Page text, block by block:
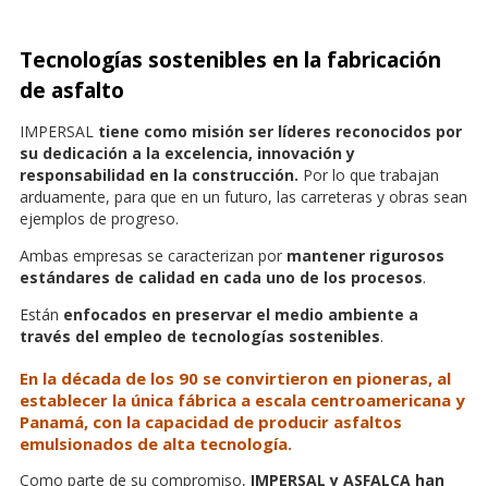
Tecnologías sostenibles en la fabricación
de asfalto
IMPERSAL tiene como misión ser líderes reconocidos por
su dedicación a la excelencia, innovación y
responsabilidad en la construcción. Por lo que trabajan
arduamente, para que en un futuro, las carreteras y obras sean
ejemplos de progreso.
Ambas empresas se caracterizan por mantener rigurosos
estándares de calidad en cada uno de los procesos.
Están enfocados en preservar el medio ambiente a
través del empleo de tecnologías sostenibles.
En la década de los 90 se convirtieron en pioneras, al
establecer la única fábrica a escala centroamericana y
Panamá, con la capacidad de producir asfaltos
emulsionados de alta tecnología.
Como parte de su compromiso, IMPERSAL y ASFALCA han